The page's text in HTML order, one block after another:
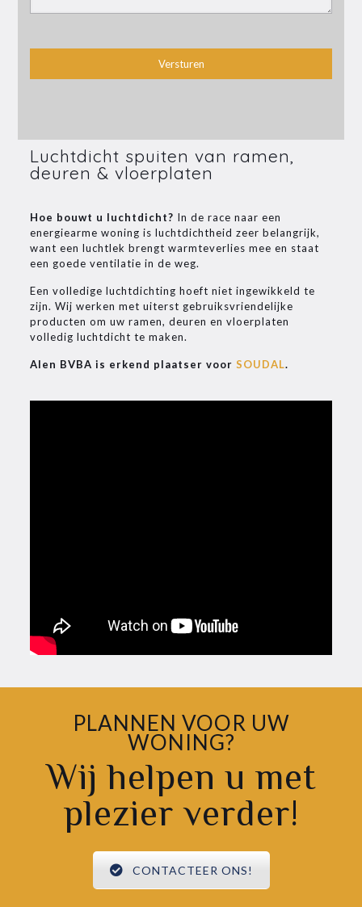
Luchtdicht spuiten van ramen,
deuren & vloerplaten
Hoe bouwt u luchtdicht? In de race naar een
energiearme woning is luchtdichtheid zeer belangrijk,
want een luchtlek brengt warmteverlies mee en staat
een goede ventilatie in de weg.
Een volledige luchtdichting hoeft niet ingewikkeld te
zijn. Wij werken met uiterst gebruiksvriendelijke
producten om uw ramen, deuren en vloerplaten
volledig luchtdicht te maken.
Alen BVBA is erkend plaatser voor SOUDAL.
PLANNEN VOOR UW
WONING?
Wij helpen u met
plezier verder!
CONTACTEER ONS!